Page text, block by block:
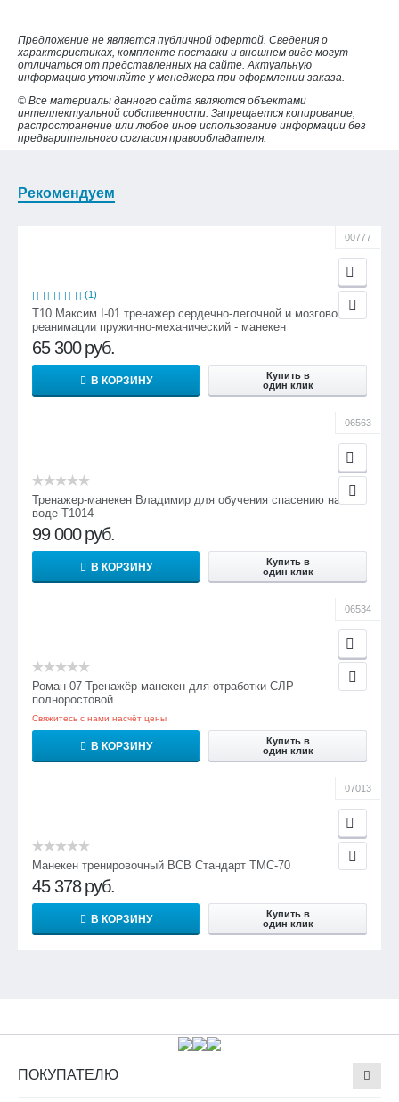
Предложение не является публичной офертой. Сведения о
характеристиках, комплекте поставки и внешнем виде могут
отличаться от представленных на сайте. Актуальную
информацию уточняйте у менеджера при оформлении заказа.
© Все материалы данного сайта являются объектами
интеллектуальной собственности. Запрещается копирование,
распространение или любое иное использование информации без
предварительного согласия правообладателя.
Рекомендуем
00777
(1)
Т10 Максим I-01 тренажер сердечно-легочной и мозговой
реанимации пружинно-механический - манекен
65 300 руб.
В КОРЗИНУ
Купить в
один клик
06563
Тренажер-манекен Владимир для обучения спасению на
воде Т1014
99 000 руб.
В КОРЗИНУ
Купить в
один клик
06534
Роман-07 Тренажёр-манекен для отработки СЛР
полноростовой
Свяжитесь с нами насчёт цены
В КОРЗИНУ
Купить в
один клик
07013
Манекен тренировочный ВСВ Стандарт ТМС-70
45 378 руб.
В КОРЗИНУ
Купить в
один клик
ПОКУПАТЕЛЮ